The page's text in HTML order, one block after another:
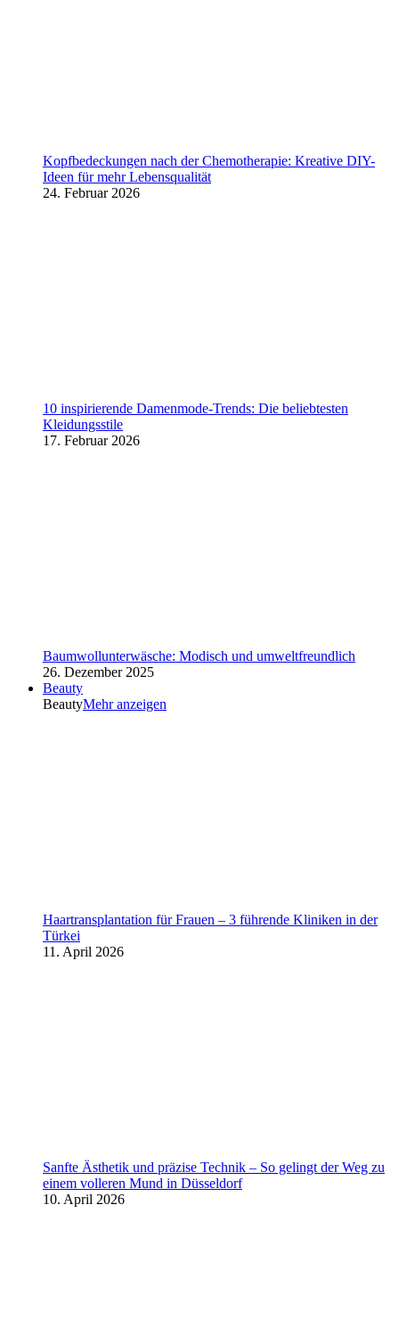
Kopfbedeckungen nach der Chemotherapie: Kreative DIY-
Ideen für mehr Lebensqualität
24. Februar 2026
10 inspirierende Damenmode-Trends: Die beliebtesten
Kleidungsstile
17. Februar 2026
Baumwollunterwäsche: Modisch und umweltfreundlich
26. Dezember 2025
Beauty
BeautyMehr anzeigen
Haartransplantation für Frauen – 3 führende Kliniken in der
Türkei
11. April 2026
Sanfte Ästhetik und präzise Technik – So gelingt der Weg zu
einem volleren Mund in Düsseldorf
10. April 2026